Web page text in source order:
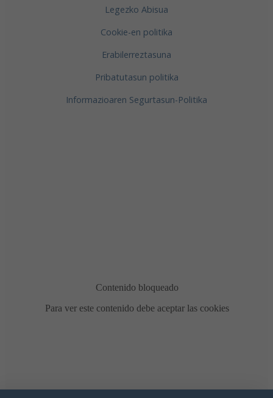
Legezko Abisua
Cookie-en politika
Erabilerreztasuna
Pribatutasun politika
Informazioaren Segurtasun-Politika